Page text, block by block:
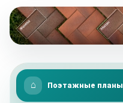
Поэтажные планы